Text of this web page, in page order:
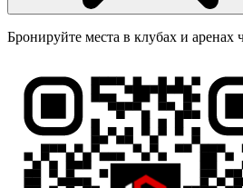
Бронируйте места в клубах и